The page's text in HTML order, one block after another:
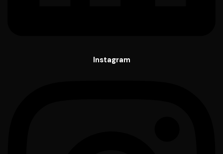
Instagram